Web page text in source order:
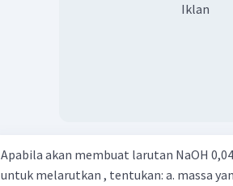
Iklan
Apabila akan membuat larutan NaOH
untuk melarutkan , tentukan: a. massa yang dibutuhkan! b. langkah